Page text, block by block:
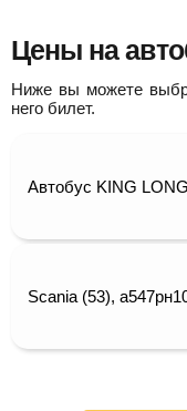
Цены на
Ниже вы можете
него билет.
Автобус KING
Scania (53),